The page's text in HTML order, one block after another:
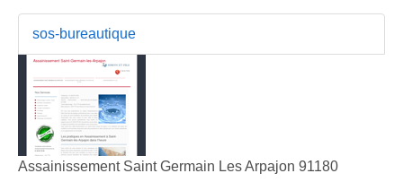
sos-bureautique
Assainissement Saint Germain Les Arpajon 91180